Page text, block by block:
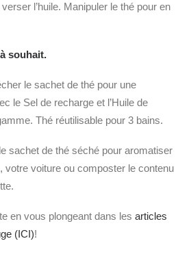
l’huile. Manipuler le thé pour en
souhait.
le sachet de thé pour une
le Sel de recharge et l’Huile de
Thé réutilisable pour 3 bains.
sachet de thé séché pour aromatiser
votre voiture ou composter le contenu
en vous plongeant dans les articles
(ICI)!